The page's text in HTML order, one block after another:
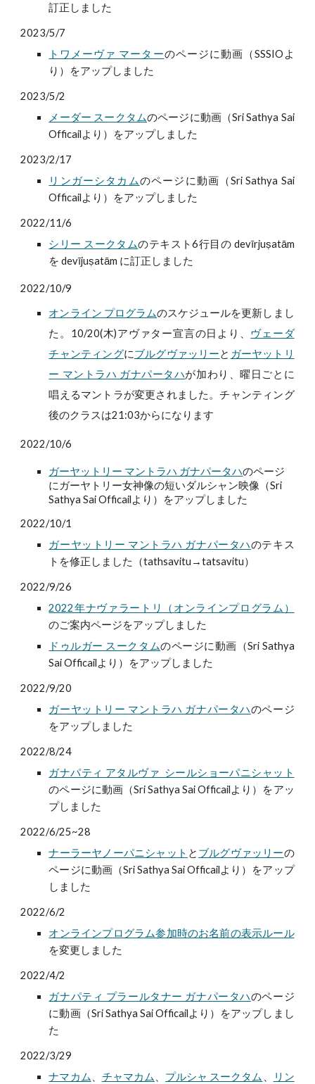
訂正しました
2023/5/7
トワメーヴァ マーターのページに動画 （SSSIOよ
り） をアップしました
2023/5/2
メーダー スークタムのページに動画（Sri Sathya Sai
Officailより）をアップしました
2023/2/17
リンガーシタカムのページに動画（Sri Sathya Sai
Officailより）をアップしました
2022/11/6
シリー スークタムのテキスト6行目の devīrjuṣatām
を devījuṣatām に訂正しました
2022/10/9
オンライン プログラムのスケジュールを更新しまし
た。10/20(木)アヴァター宣言の日より、 ヴェーダ
チャンティングにブルグヴァッリーと ガーヤットリ
ー マントラハ ガナパータハが加わり、曜日ごとに
唱えるマントラが変更されました。チャンティング
後のクラスは21:03からになります
2022/10/6
ガーヤットリー マントラハ ガナパータハのページ
にガーヤトリー女神像の短いダルシャン映像 （Sri
Sathya Sai Officailより）をアップしました
2022/10/1
ガーヤットリー マントラハ ガナパータハのテキス
トを修正 しました （tathsavitu→tatsavitu）
2022/9/26
2022年ナヴァラートリ（オンラインプログラム）
のご案内ページをアップしました
ドゥルガー スークタムのページに動画（Sri Sathya
Sai Officailより）をアップしました
2022/9/20
ガーヤットリー マントラハ ガナパータハのページ
をアップしました
2022/8/24
ガナパティ アタルヴァ シールショーパニシャット
のページに動画（Sri Sathya Sai Officailより）をアッ
プしました
2022/6/25~28
ナーラーヤノーパニシャット と ブルグヴァッリーの
ページに動画（Sri Sathya Sai Officailより）をアップ
しました
2022/6/2
オンラインプログラム参加時のお名前の表示ルール
を変更しました
2022/4/2
ガナパティ プラールタナー ガナパータハのページ
に動画（Sri Sathya Sai Officailより）をアップしまし
た
2022/3/29
ナマカム
チャマカム プルシャ スークタム
リン